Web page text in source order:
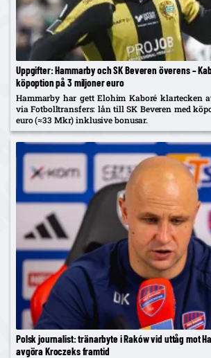
Uppgifter: Hammarby och SK Beveren överens –
köpoption på 3 miljoner euro
Hammarby har gett Elohim Kaboré klartecken
via Fotbolltransfers: lån till SK Beveren med
euro (≈33 Mkr) inklusive bonusar.
Polsk journalist: tränarbyte i Raków vid uttåg mot
avgöra Kroczeks framtid